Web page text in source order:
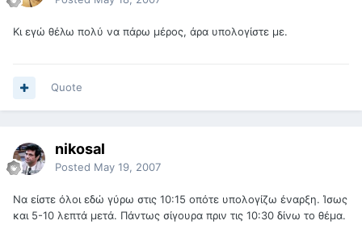
Κι εγώ θέλω πολύ να πάρω μέρος, άρα υπολογίστε με.
Quote
nikosal
Posted May 19, 2007
Να είστε όλοι εδώ γύρω στις 10:15 οπότε υπολογίζω έναρξη. Ίσως
και 5-10 λεπτά μετά. Πάντως σίγουρα πριν τις 10:30 δίνω το θέμα.